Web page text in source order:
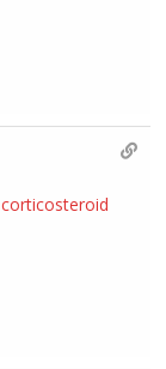
corticosteroid